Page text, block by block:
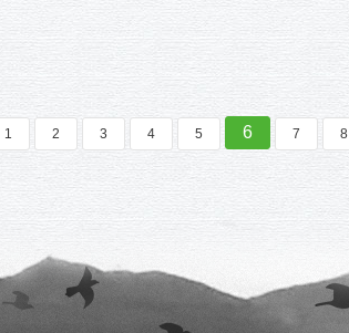
1 2 3 4 5 6 7 8